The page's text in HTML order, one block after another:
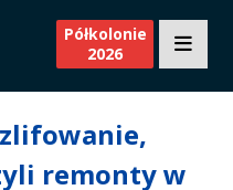
Półkolonie
2026
remonty w